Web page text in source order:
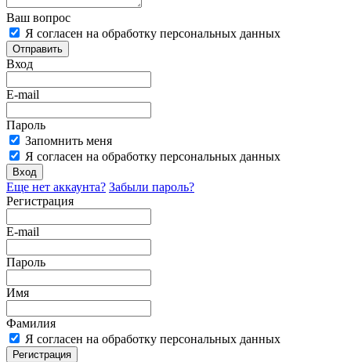
Ваш вопрос
Я согласен на обработку персональных данных
Отправить
Вход
E-mail
Пароль
Запомнить меня
Я согласен на обработку персональных данных
Вход
Еще нет аккаунта? Забыли пароль?
Регистрация
E-mail
Пароль
Имя
Фамилия
Я согласен на обработку персональных данных
Регистрация